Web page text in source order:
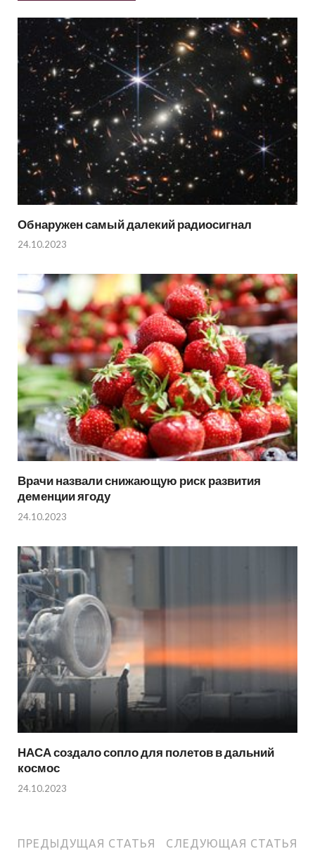
Обнаружен самый далекий радиосигнал
24.10.2023
Врачи назвали снижающую риск развития
деменции ягоду
24.10.2023
НАСА создало сопло для полетов в дальний
космос
24.10.2023
ПРЕДЫДУЩАЯ СТАТЬЯ СЛЕДУЮЩАЯ СТАТЬЯ